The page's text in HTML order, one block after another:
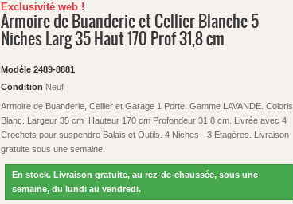
Exclusivité web !
Armoire de Buanderie et Cellier Blanche 5
Niches Larg 35 Haut 170 Prof 31,8 cm
Modèle 2489-8881
Condition Neuf
Armoire de Buanderie, Cellier et Garage 1 Porte. Gamme LAVANDE. Coloris
Blanc. Largeur 35 cm Hauteur 170 cm Profondeur 31.8 cm. Livrée avec 4
Crochets pour suspendre Balais et Outils. 4 Niches - 3 Etagères. Livraison
gratuite sous une semaine.
En stock. Livraison gratuite, au rez-de-chaussée, sous une
semaine, du lundi au vendredi.